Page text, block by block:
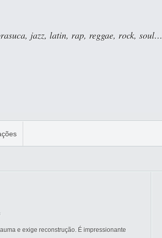
jazz, latin, rap, reggae, rock, soul…
e exige reconstrução. É impressionante